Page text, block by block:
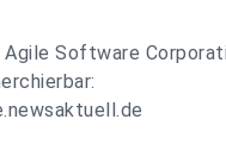
Software